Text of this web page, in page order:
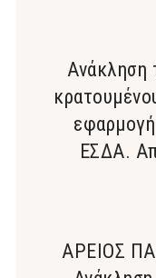
Ανάκληση
ΕΣΔΑ.
ΑΡΕΙΟΣ